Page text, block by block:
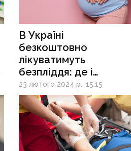
В Україні
безкоштовно
лікуватимуть
безпліддя: де і
як отримати медичну
послугу
23 лютого 2024 р., 15:15